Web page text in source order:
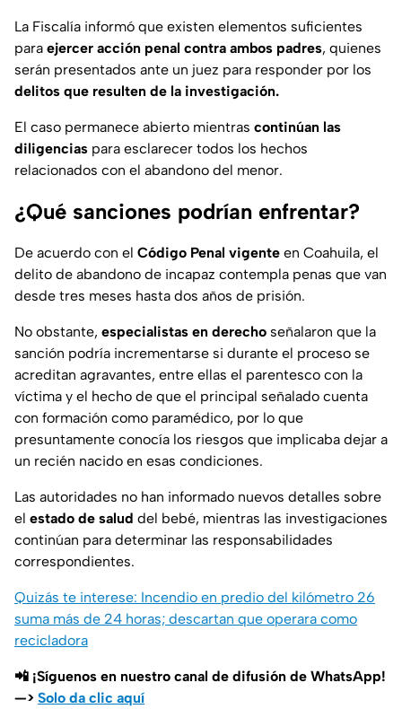
La Fiscalía informó que existen elementos suficientes
para ejercer acción penal contra ambos padres, quienes
serán presentados ante un juez para responder por los
delitos que resulten de la investigación.
El caso permanece abierto mientras continúan las
diligencias para esclarecer todos los hechos
relacionados con el abandono del menor.
¿Qué sanciones podrían enfrentar?
De acuerdo con el Código Penal vigente en Coahuila, el
delito de abandono de incapaz contempla penas que van
desde tres meses hasta dos años de prisión.
No obstante, especialistas en derecho señalaron que la
sanción podría incrementarse si durante el proceso se
acreditan agravantes, entre ellas el parentesco con la
víctima y el hecho de que el principal señalado cuenta
con formación como paramédico, por lo que
presuntamente conocía los riesgos que implicaba dejar a
un recién nacido en esas condiciones.
Las autoridades no han informado nuevos detalles sobre
el estado de salud del bebé, mientras las investigaciones
continúan para determinar las responsabilidades
correspondientes.
Quizás te interese: Incendio en predio del kilómetro 26
suma más de 24 horas; descartan que operara como
recicladora
📲 ¡Síguenos en nuestro canal de difusión de WhatsApp!
—> Solo da clic aquí